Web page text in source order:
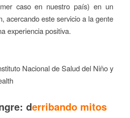
caso en nuestro país) en un
acercando este servicio a la gente
experiencia positiva.
Nacional de Salud del Niño y
derribando mitos